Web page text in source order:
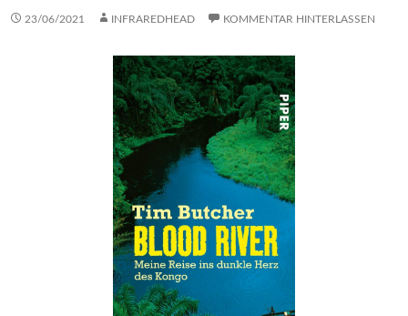
23/06/2021 INFRAREDHEAD KOMMENTAR HINTERLASSEN